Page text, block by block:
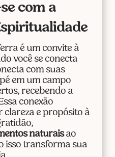
com a
é um convite à
você se conecta
com suas
em um campo
recebendo a
conexão
e propósito à
naturaisao
isso transforma sua